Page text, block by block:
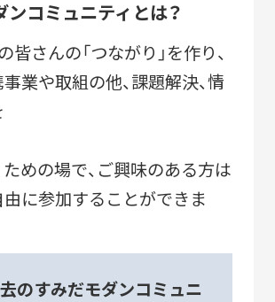
ンコミュニティとは？
の皆さんの「つながり」を作り、
業や取組の他、課題解決、情
めの場で、ご興味のある方は
に参加することができま
去のすみだモダンコミュニ